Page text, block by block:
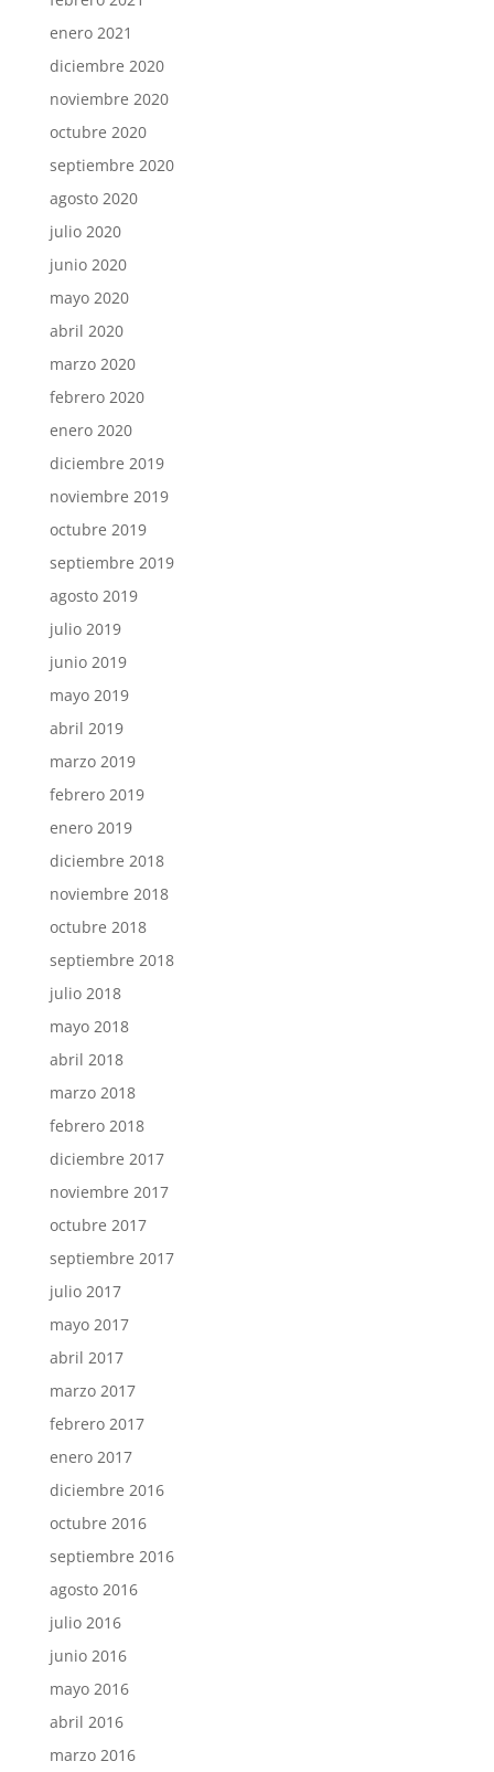
enero 2021
diciembre 2020
noviembre 2020
octubre 2020
septiembre 2020
agosto 2020
julio 2020
junio 2020
mayo 2020
abril 2020
marzo 2020
febrero 2020
enero 2020
diciembre 2019
noviembre 2019
octubre 2019
septiembre 2019
agosto 2019
julio 2019
junio 2019
mayo 2019
abril 2019
marzo 2019
febrero 2019
enero 2019
diciembre 2018
noviembre 2018
octubre 2018
septiembre 2018
julio 2018
mayo 2018
abril 2018
marzo 2018
febrero 2018
diciembre 2017
noviembre 2017
octubre 2017
septiembre 2017
julio 2017
mayo 2017
abril 2017
marzo 2017
febrero 2017
enero 2017
diciembre 2016
octubre 2016
septiembre 2016
agosto 2016
julio 2016
junio 2016
mayo 2016
abril 2016
marzo 2016